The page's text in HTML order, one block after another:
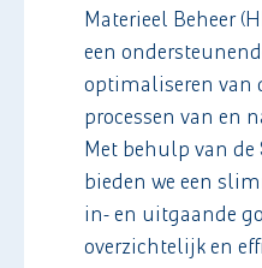
Materieel Beheer
een
optimaliseren van
processen van en
Met behulp van
bieden we een
in- en uitgaande
overzichtelijk en